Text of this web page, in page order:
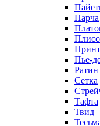
Парча
Принт
Пье-
Ратин
Сетка
Тафта
Твид